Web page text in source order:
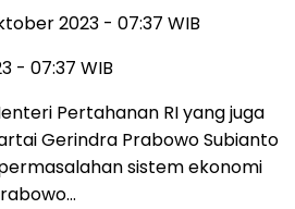
2023 - 07:37 WIB
- 07:37 WIB
Pertahanan RI yang juga
Gerindra Prabowo Subianto
sistem ekonomi